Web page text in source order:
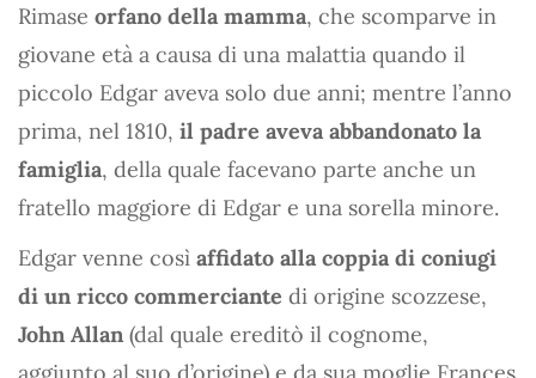
Rimase orfano della mamma, che scomparve in
giovane età a causa di una malattia quando il
piccolo Edgar aveva solo due anni; mentre l’anno
prima, nel 1810, il padre aveva abbandonato la
famiglia, della quale facevano parte anche un
fratello maggiore di Edgar e una sorella minore.
Edgar venne così affidato alla coppia di coniugi
di un ricco commerciante di origine scozzese,
John Allan (dal quale ereditò il cognome,
aggiunto al suo d’origine) e da sua moglie Frances